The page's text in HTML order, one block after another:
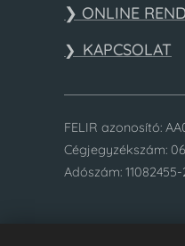
❯ ONLINE
❯ KAPCSOLAT
FELIR azonosító:
Cégjegyzékszám:
Adószám: